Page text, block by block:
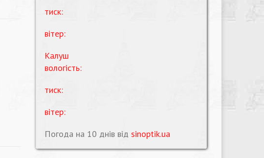
тиск:
вітер:
Калуш
вологість:
тиск:
вітер:
Погода на 10 днів від sinoptik.ua